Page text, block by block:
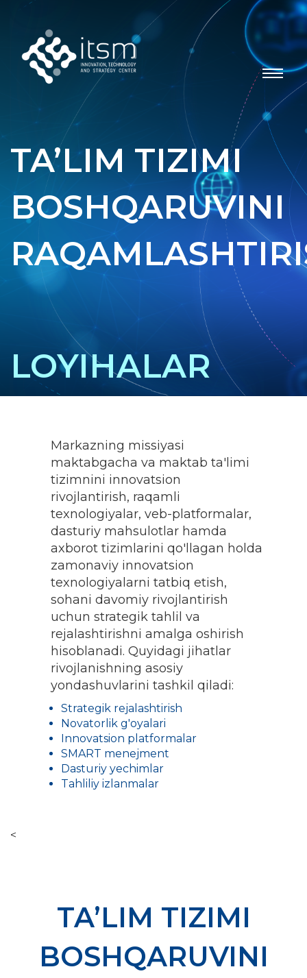
TA’LIM TIZIMI
BOSHQARUVINI
LOYIHALAR
<
Markazning missiyasi
maktabgacha va maktab ta'limi
tizimnini innovatsion
rivojlantirish, raqamli
texnologiyalar, veb-platformalar,
dasturiy mahsulotlar hamda
axborot tizimlarini qo'llagan holda
zamonaviy innovatsion
texnologiyalarni tatbiq etish,
sohani davomiy rivojlantirish
uchun strategik tahlil va
rejalashtirishni amalga oshirish
hisoblanadi. Quyidagi jihatlar
rivojlanishning asosiy
yondashuvlarini tashkil qiladi:
Strategik rejalashtirish
Novatorlik g'oyalari
Innovatsion platformalar
SMART menejment
Dasturiy yechimlar
Tahliliy izlanmalar
TA’LIM TIZIMI
BOSHQARUVINI